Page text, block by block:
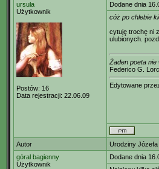
ursula
Użytkownik
Postów: 16
Data rejestracji: 22.06.09
Dodane dnia
cóż po chlebie
cytuję trochę ni
ulubionych.
Żaden poeta
Federico G.
Edytowane
Autor
Urodziny
góral bagienny
Użytkownik
Dodane dnia